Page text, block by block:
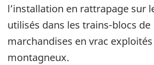
l’installation en rattrapage sur
utilisés dans les trains-blocs de
marchandises en vrac
montagneux.